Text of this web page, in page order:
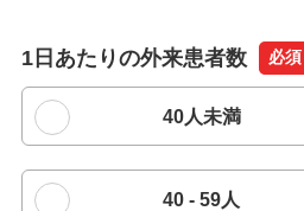
1日あたりの外来患者数 必須
40人未満
40 - 59人